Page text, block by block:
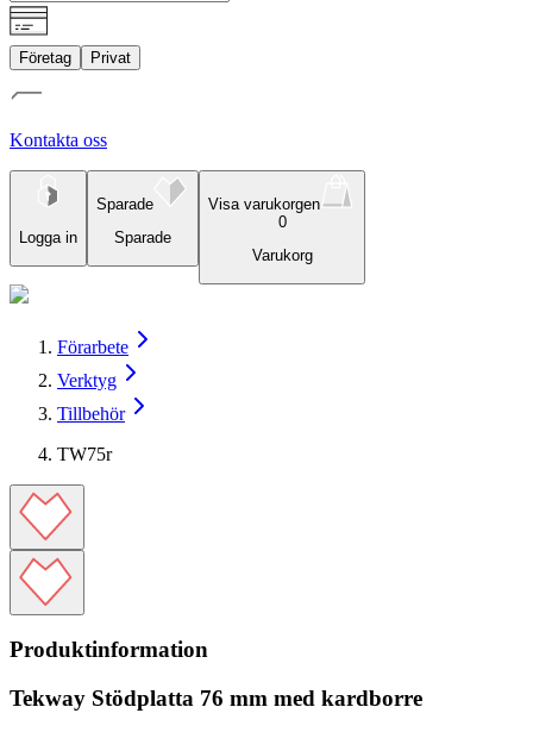
Företag Privat
Kontakta oss
Logga in
Sparade
Sparade
Visa varukorgen
0
Varukorg
Förarbete
Verktyg
Tillbehör
TW75r
Produktinformation
Tekway Stödplatta 76 mm med kardborre